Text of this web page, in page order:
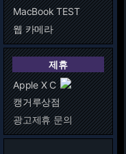
MacBook TEST
웹 카메라
제휴
Apple X C
캥거루상점
광고제휴 문의